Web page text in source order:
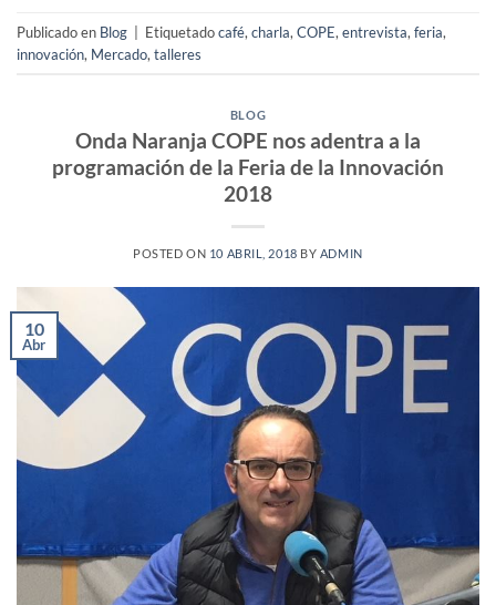
Publicado en Blog Etiquetadocafé, charla, COPE, entrevista, feria,
innovación, Mercado, talleres
BLOG
Onda Naranja COPE nos adentra a la
programación de la Feria de la Innovación
2018
POSTED ON 10 ABRIL, 2018 BY ADMIN
10
Abr